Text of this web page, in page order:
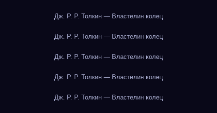
Дж. Р. Р. Толкин — Властелин колец
Дж. Р. Р. Толкин — Властелин колец
Дж. Р. Р. Толкин — Властелин колец
Дж. Р. Р. Толкин — Властелин колец
Дж. Р. Р. Толкин — Властелин колец